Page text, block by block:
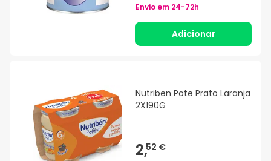
Envio em 24-72h
Adicionar
Nutriben Pote Prato Laranja
2X190G
2,52 €